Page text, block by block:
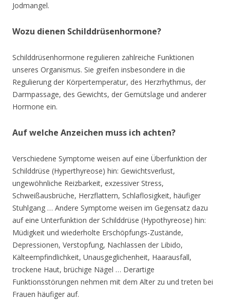
Jodmangel.
Wozu dienen Schilddrüsenhormone?
Schilddrüsenhormone regulieren zahlreiche Funktionen
unseres Organismus. Sie greifen insbesondere in die
Regulierung der Körpertemperatur, des Herzrhythmus, der
Darmpassage, des Gewichts, der Gemütslage und anderer
Hormone ein.
Auf welche Anzeichen muss ich achten?
Verschiedene Symptome weisen auf eine Überfunktion der
Schilddrüse (Hyperthyreose) hin: Gewichtsverlust,
ungewöhnliche Reizbarkeit, exzessiver Stress,
Schweißausbrüche, Herzflattern, Schlaflosigkeit, häufiger
Stuhlgang … Andere Symptome weisen im Gegensatz dazu
auf eine Unterfunktion der Schilddrüse (Hypothyreose) hin:
Müdigkeit und wiederholte Erschöpfungs-Zustände,
Depressionen, Verstopfung, Nachlassen der Libido,
Kälteempfindlichkeit, Unausgeglichenheit, Haarausfall,
trockene Haut, brüchige Nägel … Derartige
Funktionsstörungen nehmen mit dem Alter zu und treten bei
Frauen häufiger auf.